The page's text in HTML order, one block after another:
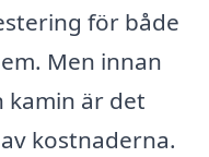
för både
Men innan
kamin är det
kostnaderna.